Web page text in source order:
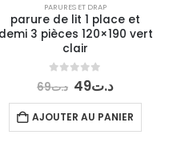
PARURES ET DRAP
parure de lit 1 place et
demi 3 pièces 120×190 vert
clair
out of 5د.ت69 Le
prix
initial
était :
د.ت69.
د.ت49 Le
prix
actuel
est :
AJOUTER AU PANIER